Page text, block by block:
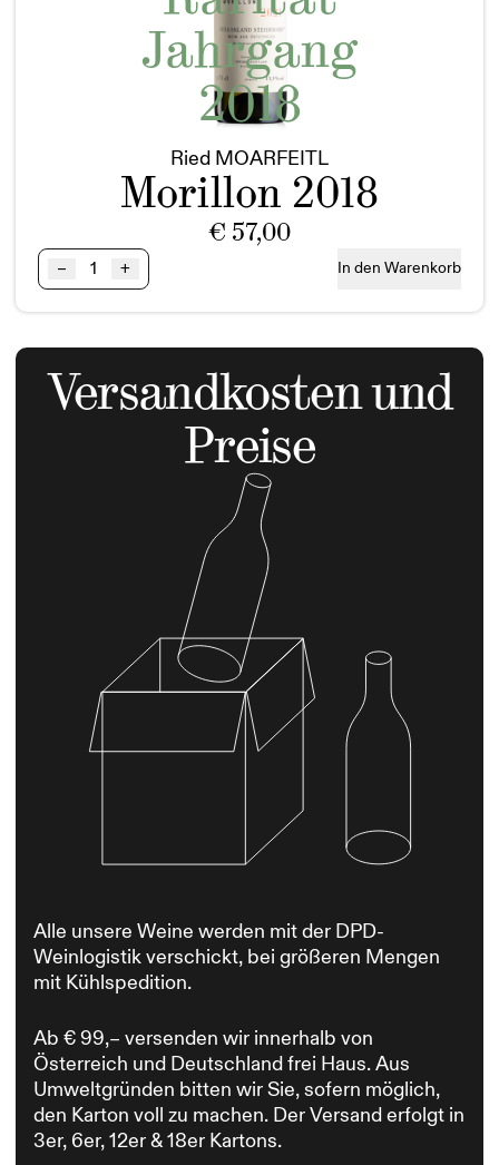
Jahrgang
2018
Ried MOARFEITL
Morillon 2018
€ 57,00
–
Ried
MOARFEITL
Morillon
BIO
Menge
+ In den Warenkorb
Versandkosten und
Preise
Alle unsere Weine werden mit der DPD-
Weinlogistik verschickt, bei größeren Mengen
mit Kühlspedition.
Ab € 99,– versenden wir innerhalb von
Österreich und Deutschland frei Haus. Aus
Umweltgründen bitten wir Sie, sofern möglich,
den Karton voll zu machen. Der Versand erfolgt in
3er, 6er, 12er & 18er Kartons.